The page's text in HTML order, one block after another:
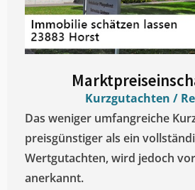
Kurzgutachten /
Das weniger umfangreiche
preisgünstiger als ein
Wertgutachten, wird jedoch
anerkannt.